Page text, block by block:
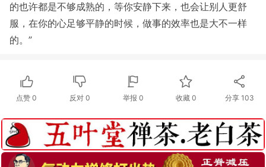
的也许都是不够成熟的，等你安静下来，也会让别人更舒
服，在你的心足够平静的时候，做事的效率也是大不一样
的。”
点赞0 反对 0 举报 0 收藏 0 分享 103